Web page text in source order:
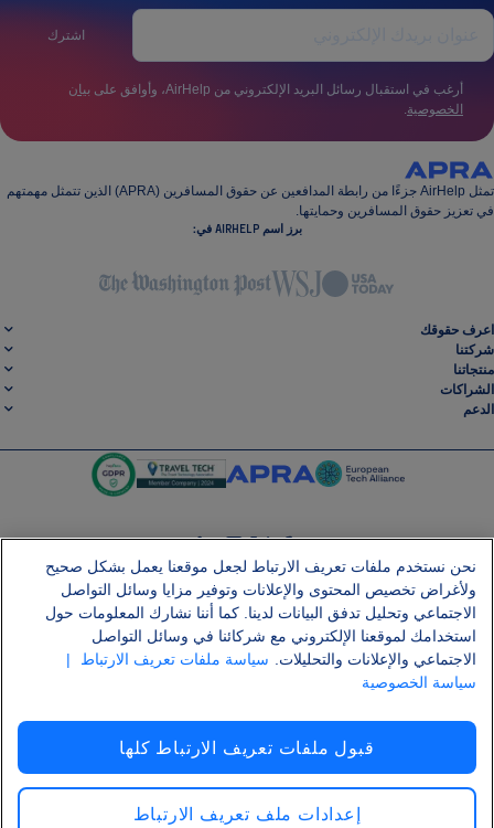
اشترك
أرغب في استقبال رسائل البريد الإلكتروني من AirHelp، وأوافق على
بيان
الخصوصية.
تمثل AirHelp جزءًا من رابطة المدافعين عن حقوق المسافرين (APRA) الذين تتمثل مهمتهم
في تعزيز حقوق المسافرين وحمايتها.
برز اسم AIRHELP في:
اعرف حقوقك
شركتنا
منتجاتنا
الشراكات
الدعم
SocialFacebook
SocialTwitter
SocialInstagram
SocialLinkedin
احصل على تطبيقنا المجاني
سياسة الخصوصية ملفات تعريف الارتباط
إشعار قانوني
هجوم سلسلة التوريد Shai-Hulud
نحن نستخدم ملفات تعريف الارتباط لجعل موقعنا يعمل بشكل صحيح
ولأغراض تخصيص المحتوى والإعلانات وتوفير مزايا وسائل التواصل
الاجتماعي وتحليل تدفق البيانات لدينا. كما أننا نشارك المعلومات حول
استخدامك لموقعنا الإلكتروني مع شركائنا في وسائل التواصل
الاجتماعي والإعلانات والتحليلات.
سياسة ملفات تعريف الارتباط
|
سياسة الخصوصية
قبول ملفات تعريف الارتباط كلها
إعدادات ملف تعريف الارتباط